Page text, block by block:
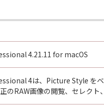
4.21.11 for macOS
4は、Picture Style をベ
のRAW画像の閲覧、セレクト